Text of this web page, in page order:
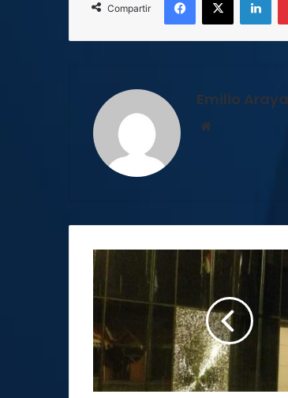
Compartir
Emilio Araya
¡Siguen
ataques
Esparza!
Balean
municipal
del